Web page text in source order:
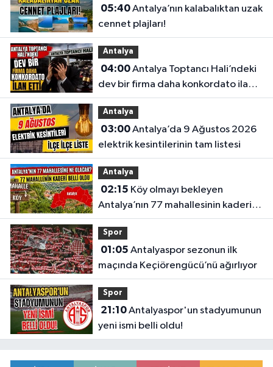
05:40Antalya’nın kalabalıktan uzak
cennet plajları!
Antalya
04:00Antalya Toptancı Hali’ndeki
dev bir firma daha konkordato ilan
etti
Antalya
03:00Antalya’da 9 Ağustos 2026
elektrik kesintilerinin tam listesi
Antalya
02:15
Antalya’nın 77 mahallesinin kaderi
belli oldu
Spor
01:05
maçında Keçiörengücü’nü ağırlıyor
Spor
21:10Antalyaspor'un stadyumunun
yeni ismi belli oldu!